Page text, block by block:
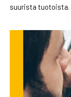
suurista tuotoista.